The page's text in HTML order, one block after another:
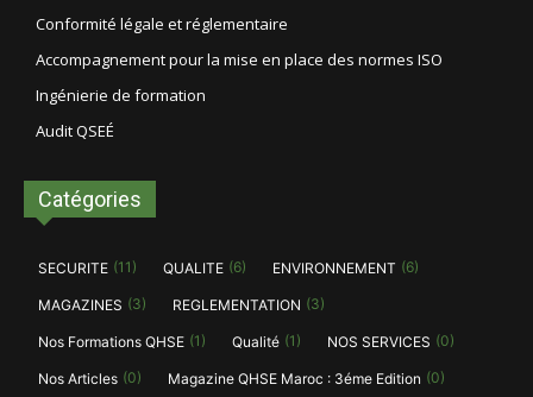
Conformité légale et réglementaire
Accompagnement pour la mise en place des normes ISO
Ingénierie de formation
Audit QSEÉ
Catégories
SECURITE (11) QUALITE (6) ENVIRONNEMENT (6)
MAGAZINES (3) REGLEMENTATION (3)
Nos Formations QHSE (1) Qualité (1) NOS SERVICES (0)
Nos Articles (0) Magazine QHSE Maroc : 3éme Edition (0)